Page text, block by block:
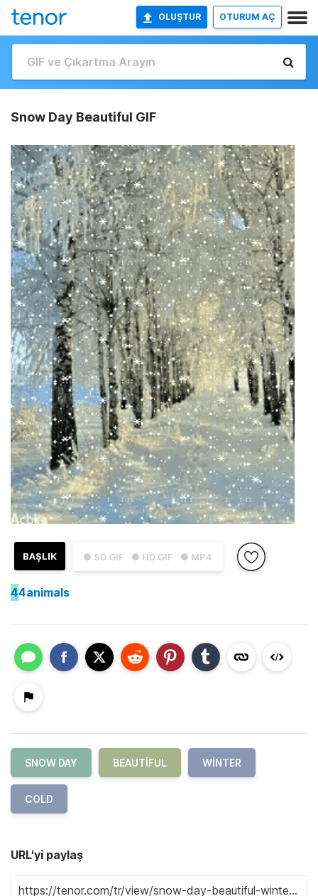
OLUŞTUR OTURUM AÇ
Snow Day Beautiful GIF
● SD GIF ● HD GIF ● MP4
BAŞLIK
44animals
SNOW DAY BEAUTIFUL WINTER
COLD
URL'yi paylaş